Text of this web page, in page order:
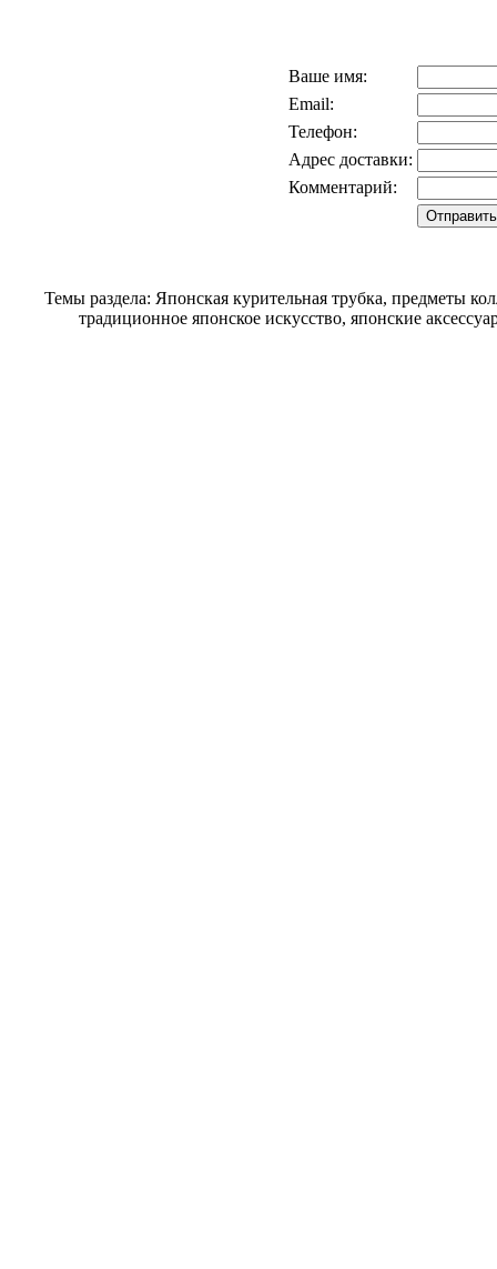
Ваше имя:
Email:
Телефон:
Адрес доставки:
Комментарий:
Темы раздела: Японская курительная трубка, предметы
традиционное японское искусство, японские